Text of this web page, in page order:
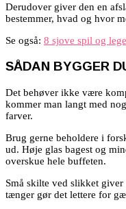
Derudover giver den en
bestemmer, hvad og hvor
Se også: 8 sjove spil og
SÅDAN BYGGER
Det behøver ikke være
kommer man langt med
farver.
Brug gerne beholdere i
ud. Høje glas bagest og
overskue hele buffeten.
Små skilte ved slikket
tænger gør det lettere for